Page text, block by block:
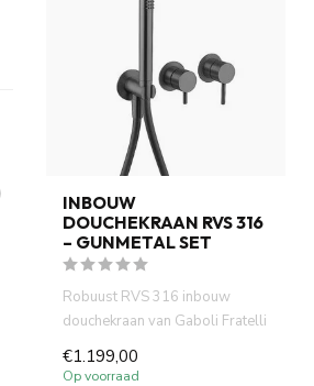
INBOUW
DOUCHEKRAAN RVS 316
– GUNMETAL SET
Robuust RVS 316 inbouw
douchekraan van Gaboli Fratelli
€1.199,00
Op voorraad